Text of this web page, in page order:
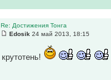
Re: Достижения Тонга
Edosik 24 май 2013, 18:15
крутотень!